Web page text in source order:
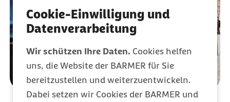
Cookie-Einwilligung und
Datenverarbeitung
Wir schützen Ihre Daten. Cookies helfen
uns, die Website der BARMER für Sie
bereitzustellen und weiterzuentwickeln.
Dabei setzen wir Cookies der BARMER und